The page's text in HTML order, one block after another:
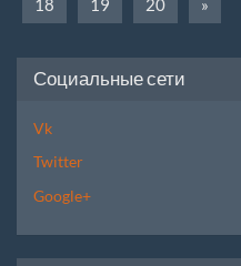
Социальные сети
Vk
Twitter
Google+